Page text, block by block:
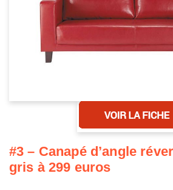
#3 – Canapé d’angle
gris à 299 euros